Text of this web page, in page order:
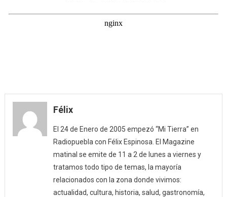
Félix
El 24 de Enero de 2005 empezó “Mi Tierra” en
Radiopuebla con Félix Espinosa. El Magazine
matinal se emite de 11 a 2 de lunes a viernes y
tratamos todo tipo de temas, la mayoría
relacionados con la zona donde vivimos:
actualidad, cultura, historia, salud, gastronomía,